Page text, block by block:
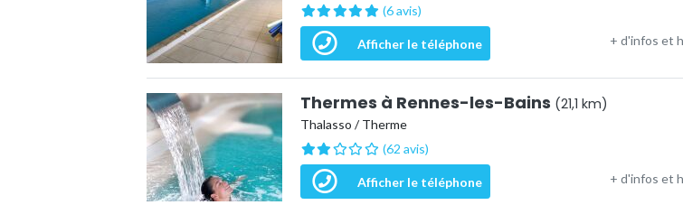
(6 avis)
Afficher le téléphone + d'infos et
Thermes à Rennes-les-Bains (21,1 km)
Thalasso / Therme
(62 avis)
Afficher le téléphone + d'infos et